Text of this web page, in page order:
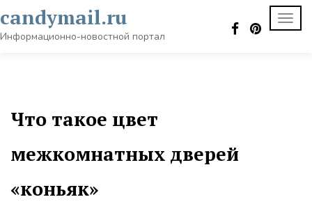
to
content
candymail.ru
Информационно-новостной портал
Что такое цвет
межкомнатных дверей
«коньяк»